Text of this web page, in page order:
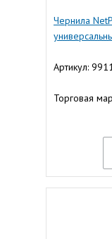
Чернила
Артикул:
Торговая